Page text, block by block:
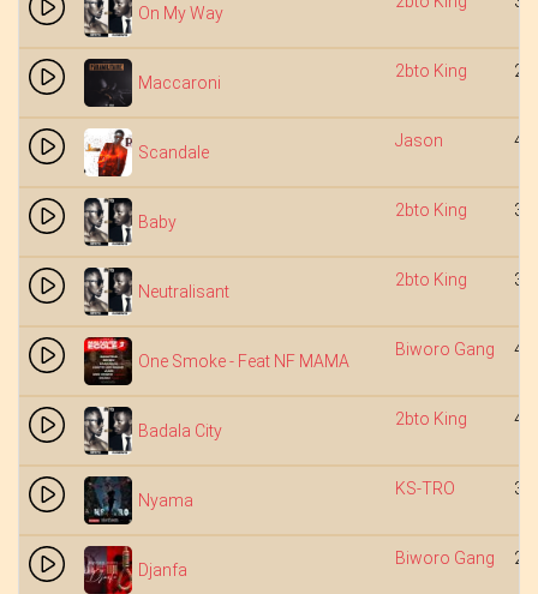
On My Way
Maccaroni
2bto King
Scandale
Jason
Baby
2bto King
Neutralisant
2bto King
One Smoke - Feat NF MAMA
Biworo Gang
Badala City
2bto King
Nyama
KS-TRO
Djanfa
Biworo Gang